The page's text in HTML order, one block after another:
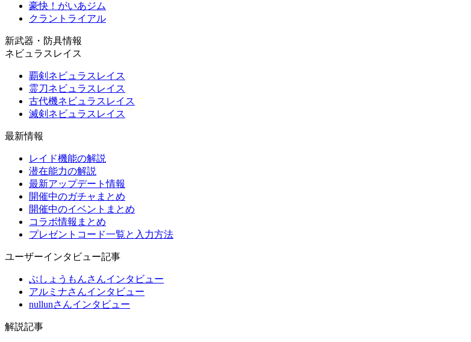
豪快！がいあジム
クラントライアル
新武器・防具情報
ネビュラスレイス
覇剣ネビュラスレイス
霊刀ネビュラスレイス
古代機ネビュラスレイス
滅剣ネビュラスレイス
最新情報
レイド機能の解説
潜在能力の解説
最新アップデート情報
開催中のガチャまとめ
開催中のイベントまとめ
コラボ情報まとめ
プレゼントコード一覧と入力方法
ユーザーインタビュー記事
ぶしょうもんさんインタビュー
アルミナさんインタビュー
nullunさんインタビュー
解説記事